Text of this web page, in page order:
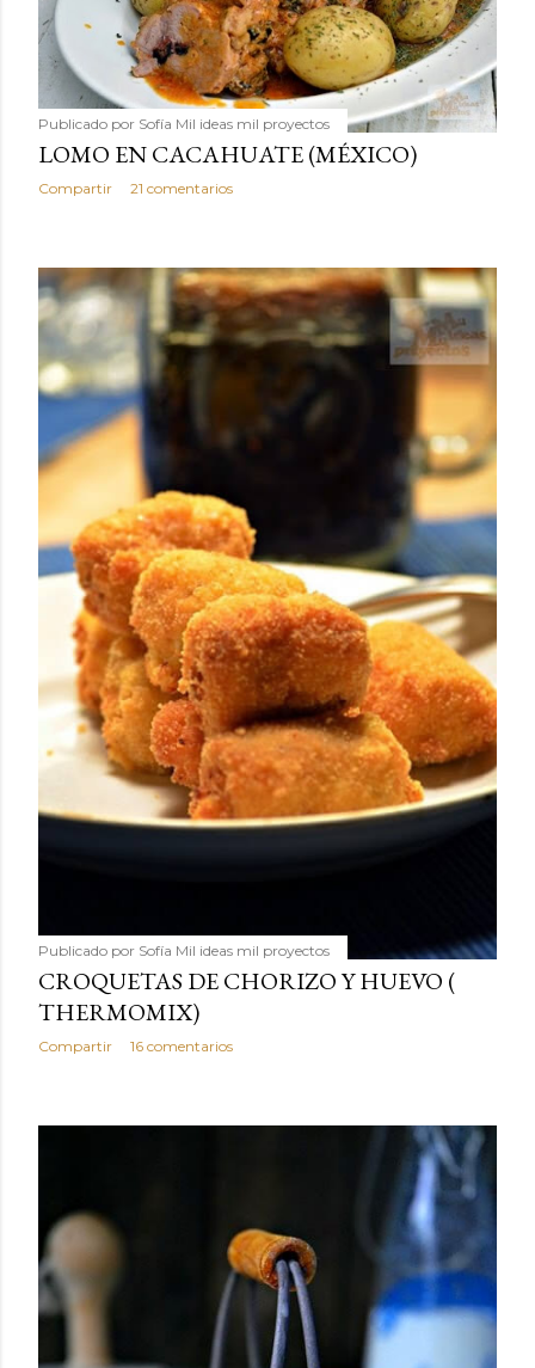
Publicado por Sofía Mil ideas mil proyectos
LOMO EN CACAHUATE (MÉXICO)
Compartir 21 comentarios
Publicado por Sofía Mil ideas mil proyectos
CROQUETAS DE CHORIZO Y HUEVO (
THERMOMIX)
Compartir 16 comentarios